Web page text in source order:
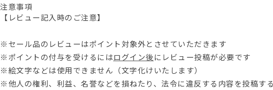
注意事項
【レビュー記入時のご注意】
※セール品のレビューはポイント対象外とさせていただきます
※ポイントの付与を受けるにはログイン後にレビュー投稿が必要です
※絵文字などは使用できません（文字化けいたします）
※他人の権利、利益、名誉などを損ねたり、法令に違反する内容を投稿す